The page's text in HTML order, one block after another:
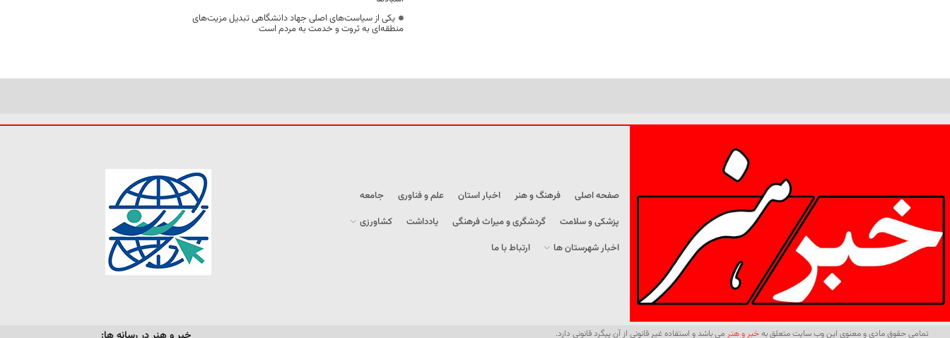
یکی از سیاست‌های اصلی جهاد دانشگاهی تبدیل مزیت‌های
منطقه‌ای به ثروت و خدمت به مردم است
صفحه اصلی فرهنگ و هنر اخبار استان علم و فناوری
جامعه
پزشکی و سلامت
گردشگری و میراث فرهنگی یادداشت
کشاورزی
اخبار شهرستان ها
ارتباط با ما
تمامی حقوق مادی و معنوی این وب سایت متعلق بهخبر و هنر می باشد و استفاده غیر قانونی از آن پیگرد قانونی دارد.